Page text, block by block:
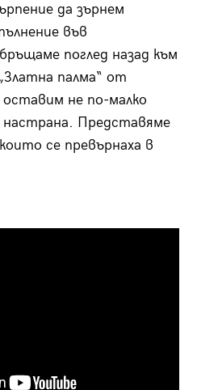
да зърнем
във
поглед назад към
палма“ от
не по-малко
Представяме
се превърнаха в